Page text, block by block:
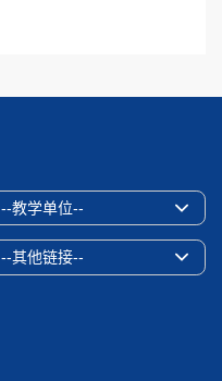
--教学单位--
--其他链接--